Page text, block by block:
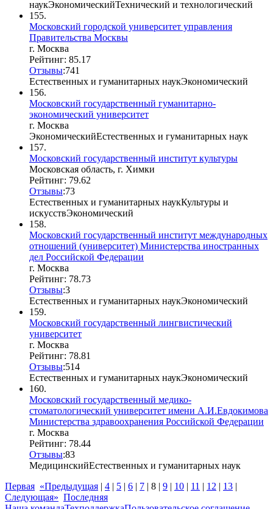
наукЭкономическийТехнический и технологический
155.
Московский городской университет управления
Правительства Москвы
г. Москва
Рейтинг: 85.17
Отзывы:741
Естественных и гуманитарных наукЭкономический
156.
Московский государственный гуманитарно-
экономический университет
г. Москва
ЭкономическийЕстественных и гуманитарных наук
157.
Московский государственный институт культуры
Московская область, г. Химки
Рейтинг: 79.62
Отзывы:73
Естественных и гуманитарных наукКультуры и
искусствЭкономический
158.
Московский государственный институт международных
отношений (университет) Министерства иностранных
дел Российской Федерации
г. Москва
Рейтинг: 78.73
Отзывы:3
Естественных и гуманитарных наукЭкономический
159.
Московский государственный лингвистический
университет
г. Москва
Рейтинг: 78.81
Отзывы:514
Естественных и гуманитарных наукЭкономический
160.
Московский государственный медико-
стоматологический университет имени А.И.Евдокимова
Министерства здравоохранения Российской Федерации
г. Москва
Рейтинг: 78.44
Отзывы:83
МедицинскийЕстественных и гуманитарных наук
Первая «Предыдущая | 4 | 5 | 6 | 7 | 8 | 9 | 10 | 11 | 12 | 13 |
Следующая» Последняя